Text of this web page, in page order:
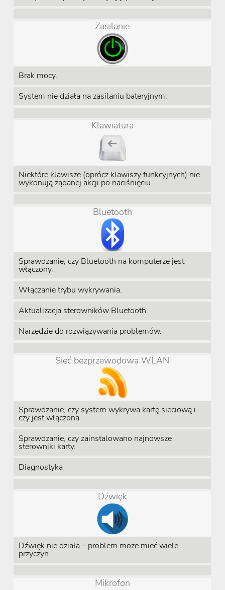
Zasilanie
Brak mocy.
System nie działa na zasilaniu bateryjnym.
Klawiatura
Niektóre klawisze (oprócz klawiszy funkcyjnych) nie
wykonują żądanej akcji po naciśnięciu.
Bluetooth
Sprawdzanie, czy Bluetooth na komputerze jest
włączony.
Włączanie trybu wykrywania.
Aktualizacja sterowników Bluetooth.
Narzędzie do rozwiązywania problemów.
Sieć bezprzewodowa WLAN
Sprawdzanie, czy system wykrywa kartę sieciową i
czy jest włączona.
Sprawdzanie, czy zainstalowano najnowsze
sterowniki karty.
Diagnostyka
Dźwięk
Dźwięk nie działa – problem może mieć wiele
przyczyn.
Mikrofon